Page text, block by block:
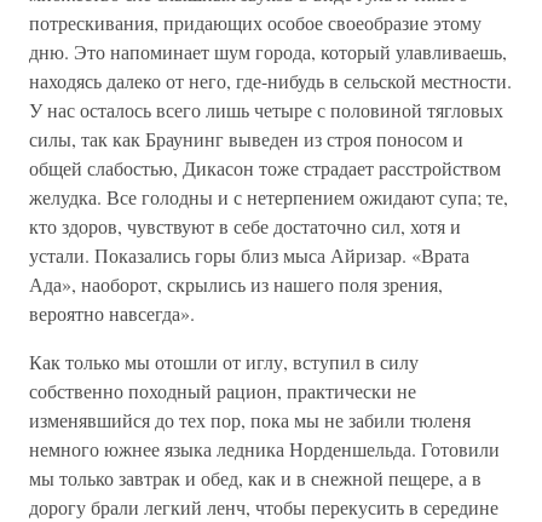
потрескивания, придающих особое своеобразие этому
дню. Это напоминает шум города, который улавливаешь,
находясь далеко от него, где-нибудь в сельской местности.
У нас осталось всего лишь четыре с половиной тягловых
силы, так как Браунинг выведен из строя поносом и
общей слабостью, Дикасон тоже страдает расстройством
желудка. Все голодны и с нетерпением ожидают супа; те,
кто здоров, чувствуют в себе достаточно сил, хотя и
устали. Показались горы близ мыса Айризар. «Врата
Ада», наоборот, скрылись из нашего поля зрения,
вероятно навсегда».
Как только мы отошли от иглу, вступил в силу
собственно походный рацион, практически не
изменявшийся до тех пор, пока мы не забили тюленя
немного южнее языка ледника Норденшельда. Готовили
мы только завтрак и обед, как и в снежной пещере, а в
дорогу брали легкий ленч, чтобы перекусить в середине